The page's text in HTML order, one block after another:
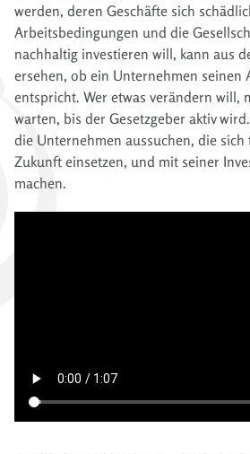
werden, deren Geschäfte sich
Arbeitsbedingungen und die
nachhaltig investieren will, kann aus
ersehen, ob ein Unternehmen seinen
entspricht. Wer etwas verändern will,
warten, bis der Gesetzgeber aktiv
die Unternehmen aussuchen, die
Zukunft einsetzen, und mit seiner
machen.